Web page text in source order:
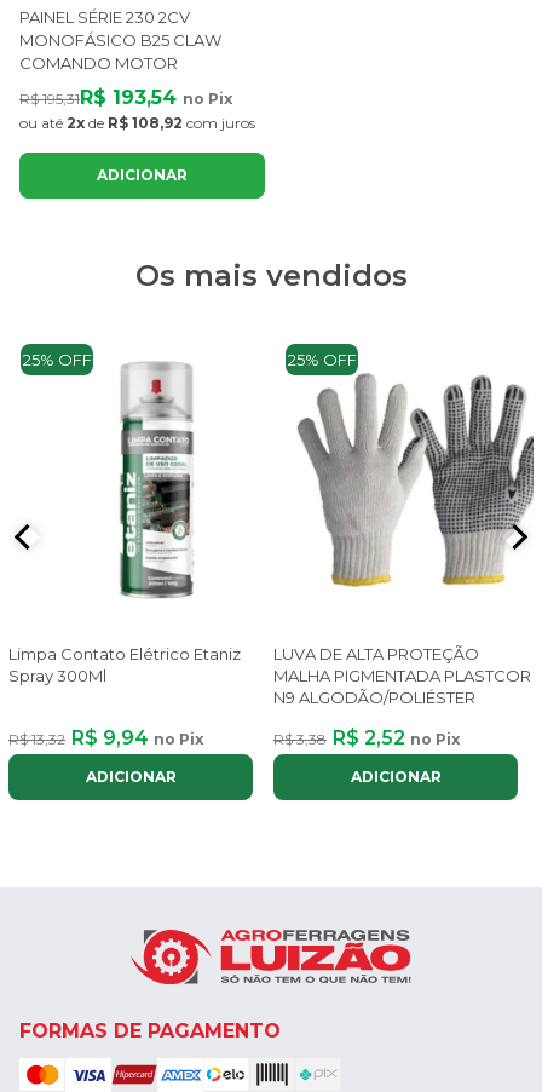
PAINEL SÉRIE 230 2CV
MONOFÁSICO B25 CLAW
COMANDO MOTOR
R$ 195,31R$ 193,54 no Pix
ou até 2x de R$ 108,92 com juros
ADICIONAR
Os mais vendidos
25% OFF
Limpa Contato Elétrico Etaniz
Spray 300Ml
R$ 13,32 R$ 9,94 no Pix
ADICIONAR
25% OFF
LUVA DE ALTA PROTEÇÃO
MALHA PIGMENTADA PLASTCOR
N9 ALGODÃO/POLIÉSTER
R$ 3,38 R$ 2,52 no Pix
ADICIONAR
FORMAS DE PAGAMENTO